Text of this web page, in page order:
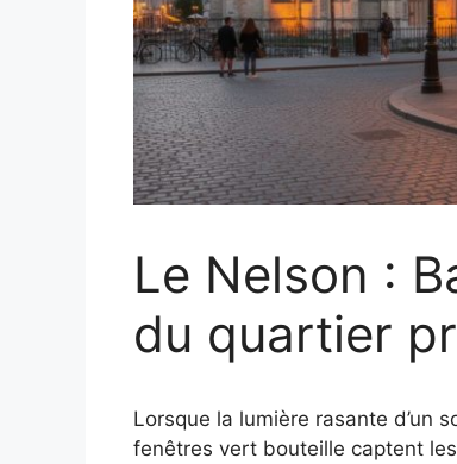
Le Nelson :
du quartier
Lorsque la lumière rasante d’un
fenêtres vert bouteille captent